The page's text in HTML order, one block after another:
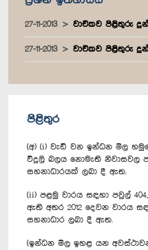
27-11-2013 වාචිකව පිළිතුරු දුන්
27-11-2013 වාචිකව පිළිතුරු දුන්
පිළිතුර
(අ) (i) වැඩි වන ඉන්ධන මිල
විදුලි බලය නොමැති නිවාසවල
සහනාධාරයක් ලබා දී ඇත.
(ii) පළමු වාරය සඳහා පවුල්
ඇති අතර 2012 දෙවන වාරය
සහනාධාර ලබා දී ඇත.
(ඉන්ධන මිල ඉහළ යන